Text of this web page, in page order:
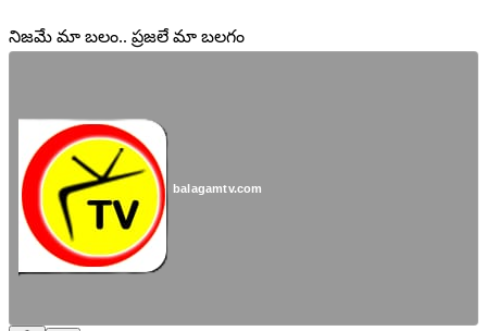
నిజమే మా బలం.. ప్రజలే మా బలగం
balagamtv.com